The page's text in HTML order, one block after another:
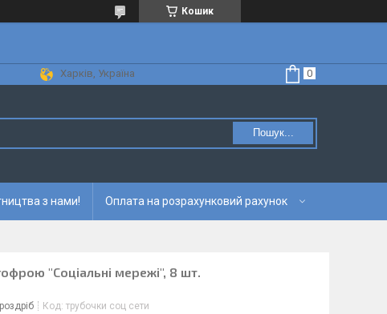
Кошик
Харків, Україна
Пошук...
з нами! Оплата на розрахунковий рахунок
"Соціальні мережі", 8 шт.
Код: трубочки соц сети